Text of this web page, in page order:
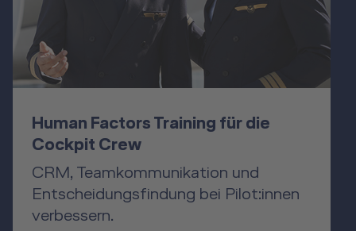
Human Factors Training für die
Cockpit Crew
CRM, Teamkommunikation und
Entscheidungsfindung bei Pilot:innen
verbessern.